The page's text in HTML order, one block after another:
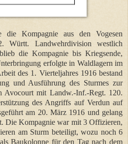
Kompagnie aus den Vogesen
Württ. Landwehrdivision westlich
die Kompagnie bis Kriegsende,
erfolgte in Waldlagern im
des 1. Vierteljahres 1916 bestand
und Ausführung des Sturmes zur
Avocourt mit Landw.-Inf.-Regt. 120.
des Angriffs auf Verdun auf
am 20. März 1916 und gelang
Die Kompagnie war mit 3 Offizieren,
am Sturm beteiligt, wozu noch 6
Baukolonne für den Tag nach dem